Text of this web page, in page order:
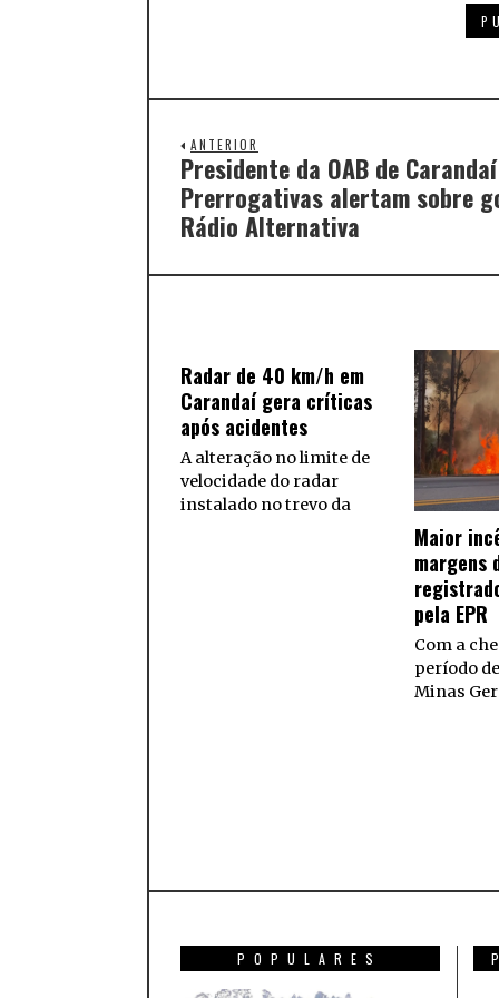
ANTERIOR
Presidente da OAB de
Prerrogativas alertam sobre
Rádio Alternativa
Radar de 40 km/h em
Carandaí gera críticas
após acidentes
A alteração no limite de
velocidade do radar
instalado no trevo da
Maior
margens
pela EPR
Com a
período
Minas
POPULARES